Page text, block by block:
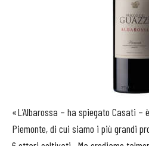
«L’Albarossa – ha spiegato Casati –
Piemonte, di cui siamo i più grandi